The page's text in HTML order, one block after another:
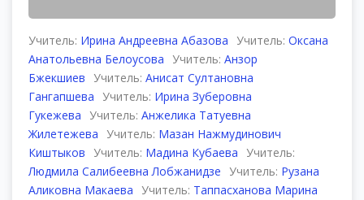
Учитель: Ирина Андреевна Абазова Учитель: Оксана
Анатольевна Белоусова Учитель: Анзор
Бжекшиев Учитель: Анисат Султановна
Гангапшева Учитель: Ирина Зуберовна
Гукежева Учитель: Анжелика Татуевна
Жилетежева Учитель: Мазан Нажмудинович
Киштыков Учитель: Мадина Кубаева Учитель:
Людмила Салибеевна Лобжанидзе Учитель: Рузана
Аликовна Макаева Учитель: Таппасханова Марина